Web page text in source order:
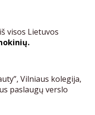
visos Lietuvos
Vilniaus kolegija,
paslaugų verslo